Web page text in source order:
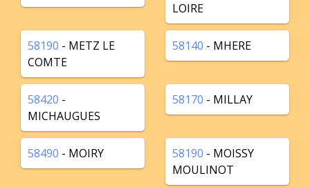
LOIRE
58190 - METZ LE
COMTE
58140 - MHERE
58420 -
MICHAUGUES
58170 - MILLAY
58490 - MOIRY 58190 - MOISSY
MOULINOT